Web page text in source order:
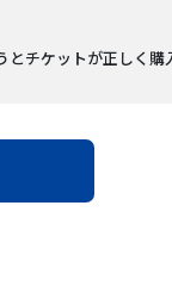
とチケットが正しく購